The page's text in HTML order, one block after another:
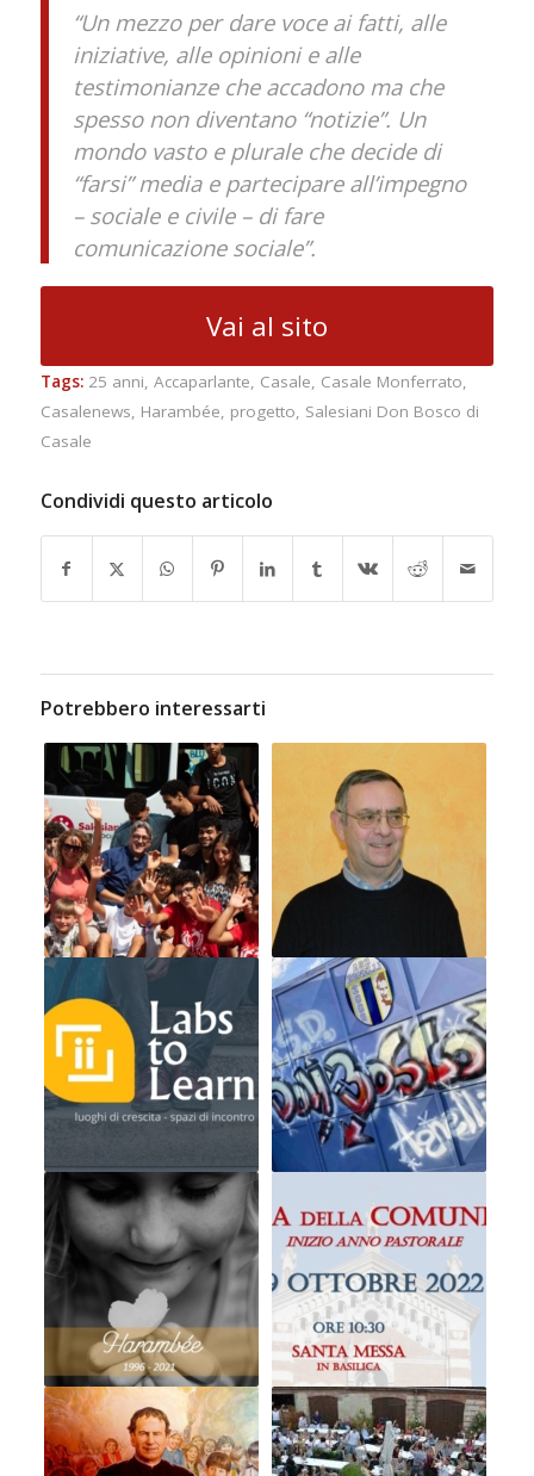
“Un mezzo per dare voce ai fatti, alle
iniziative, alle opinioni e alle
testimonianze che accadono ma che
spesso non diventano “notizie”. Un
mondo vasto e plurale che decide di
“farsi” media e partecipare all’impegno
– sociale e civile – di fare
comunicazione sociale”.
Vai al sito
Tags: 25 anni, Accaparlante, Casale, Casale Monferrato,
Casalenews, Harambée, progetto, Salesiani Don Bosco di
Casale
Condividi questo articolo
Potrebbero interessarti